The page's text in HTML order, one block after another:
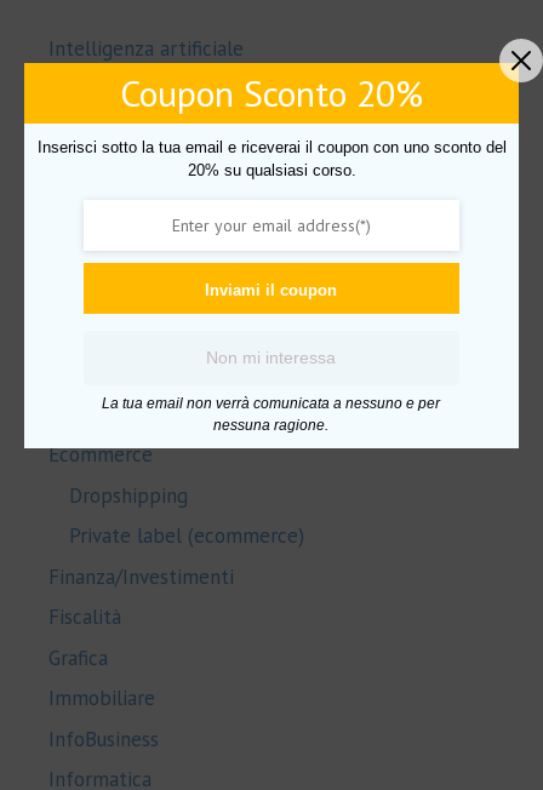
Intelligenza artificiale
Uncategorized
Amazon FBA
Crescita personale
Salute e Benessere
Ecommerce
Dropshipping
Private label (ecommerce)
Finanza/Investimenti
Fiscalità
Grafica
Immobiliare
InfoBusiness
Informatica
Coupon Sconto 20%
Inserisci sotto la tua email e riceverai il coupon con uno sconto del
20% su qualsiasi corso.
Inviami il coupon
Non mi interessa
La tua email non verrà comunicata a nessuno e per
nessuna ragione.